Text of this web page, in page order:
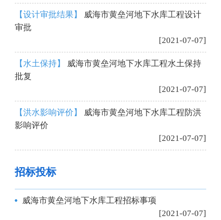
【设计审批结果】 威海市黄垒河地下水库工程设计
审批
[2021-07-07]
【水土保持】 威海市黄垒河地下水库工程水土保持
批复
[2021-07-07]
【洪水影响评价】 威海市黄垒河地下水库工程防洪
影响评价
[2021-07-07]
招标投标
威海市黄垒河地下水库工程招标事项
[2021-07-07]